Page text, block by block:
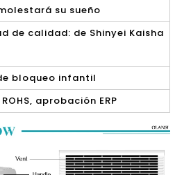
su sueño
de calidad: de Shinyei Kaisha
bloqueo infantil
aprobación ERP